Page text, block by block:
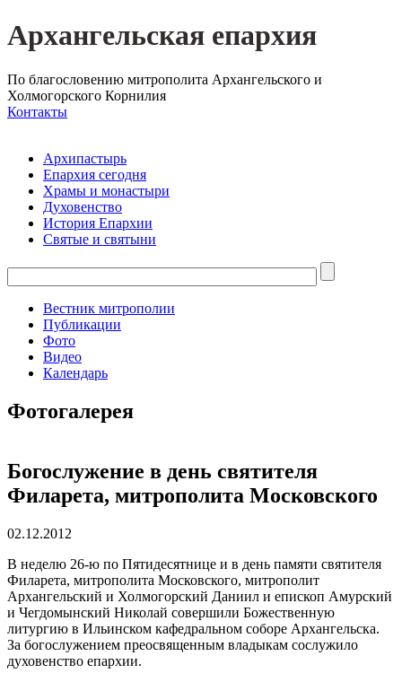
Архангельская епархия
По благословению митрополита Архангельского и
Холмогорского Корнилия
Контакты
Архипастырь
Епархия сегодня
Храмы и монастыри
Духовенство
История Епархии
Святые и святыни
Вестник митрополии
Публикации
Фото
Видео
Календарь
Фотогалерея
Богослужение в день святителя
Филарета, митрополита Московского
02.12.2012
В неделю 26-ю по Пятидесятнице и в день памяти святителя
Филарета, митрополита Московского, митрополит
Архангельский и Холмогорский Даниил и епископ Амурский
и Чегдомынский Николай совершили Божественную
литургию в Ильинском кафедральном соборе Архангельска.
За богослужением преосвященным владыкам сослужило
духовенство епархии.